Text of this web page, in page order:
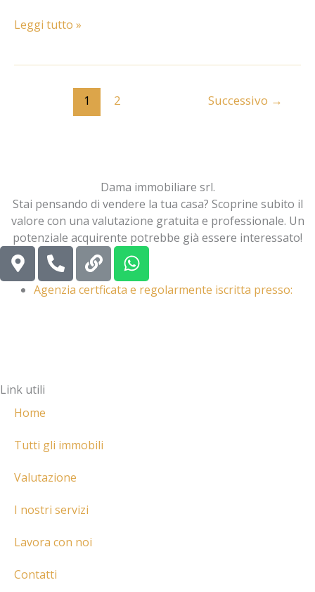
Leggi tutto »
1 2 Successivo →
Dama immobiliare srl.
Stai pensando di vendere la tua casa? Scoprine subito il
valore con una valutazione gratuita e professionale. Un
potenziale acquirente potrebbe già essere interessato!
M
a
p
e
r
a
t
P
h
o
L
i
n
W
h
a
Agenzia certficata e regolarmente iscritta presso:
Link utili
Home
Tutti gli immobili
Valutazione
I nostri servizi
Lavora con noi
Contatti